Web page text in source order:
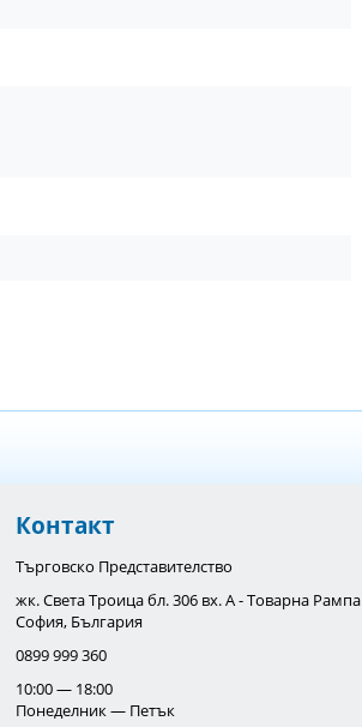
Контакт
Търговско Представителство
жк. Света Троица бл. 306 вх. А - Товарна Рампа
София, България
0899 999 360
10:00 — 18:00
Понеделник — Петък